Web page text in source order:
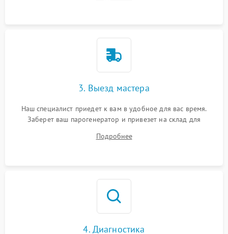
3. Выезд мастера
Наш специалист приедет к вам в удобное для вас время.
Заберет ваш парогенератор и привезет на склад для
Подробнее
4. Диагностика